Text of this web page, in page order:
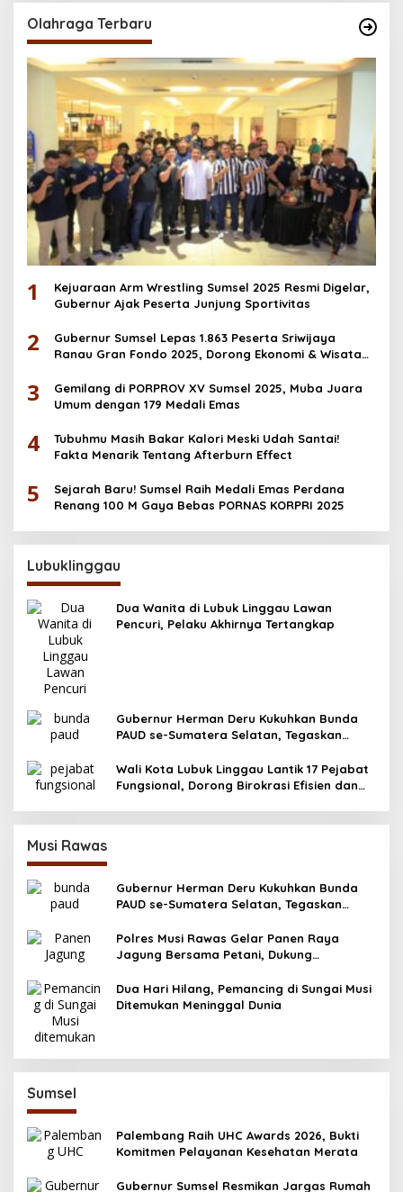
Olahraga Terbaru
1
Kejuaraan Arm Wrestling Sumsel 2025 Resmi Digelar,
Gubernur Ajak Peserta Junjung Sportivitas
2
Gubernur Sumsel Lepas 1.863 Peserta Sriwijaya
Ranau Gran Fondo 2025, Dorong Ekonomi & Wisata
3
Gemilang di PORPROV XV Sumsel 2025, Muba Juara
Umum dengan 179 Medali Emas
4
Tubuhmu Masih Bakar Kalori Meski Udah Santai!
Fakta Menarik Tentang Afterburn Effect
5
Sejarah Baru! Sumsel Raih Medali Emas Perdana
Renang 100 M Gaya Bebas PORNAS KORPRI 2025
Lubuklinggau
Dua Wanita di Lubuk Linggau Lawan
Pencuri, Pelaku Akhirnya Tertangkap
Gubernur Herman Deru Kukuhkan Bunda
PAUD se-Sumatera Selatan, Tegaskan
Wali Kota Lubuk Linggau Lantik 17 Pejabat
Fungsional, Dorong Birokrasi Efisien dan
Musi Rawas
Gubernur Herman Deru Kukuhkan Bunda
PAUD se-Sumatera Selatan, Tegaskan
Polres Musi Rawas Gelar Panen Raya
Jagung Bersama Petani, Dukung
Dua Hari Hilang, Pemancing di Sungai Musi
Ditemukan Meninggal Dunia
Sumsel
Palembang Raih UHC Awards 2026, Bukti
Komitmen Pelayanan Kesehatan Merata
Gubernur Sumsel Resmikan Jargas Rumah